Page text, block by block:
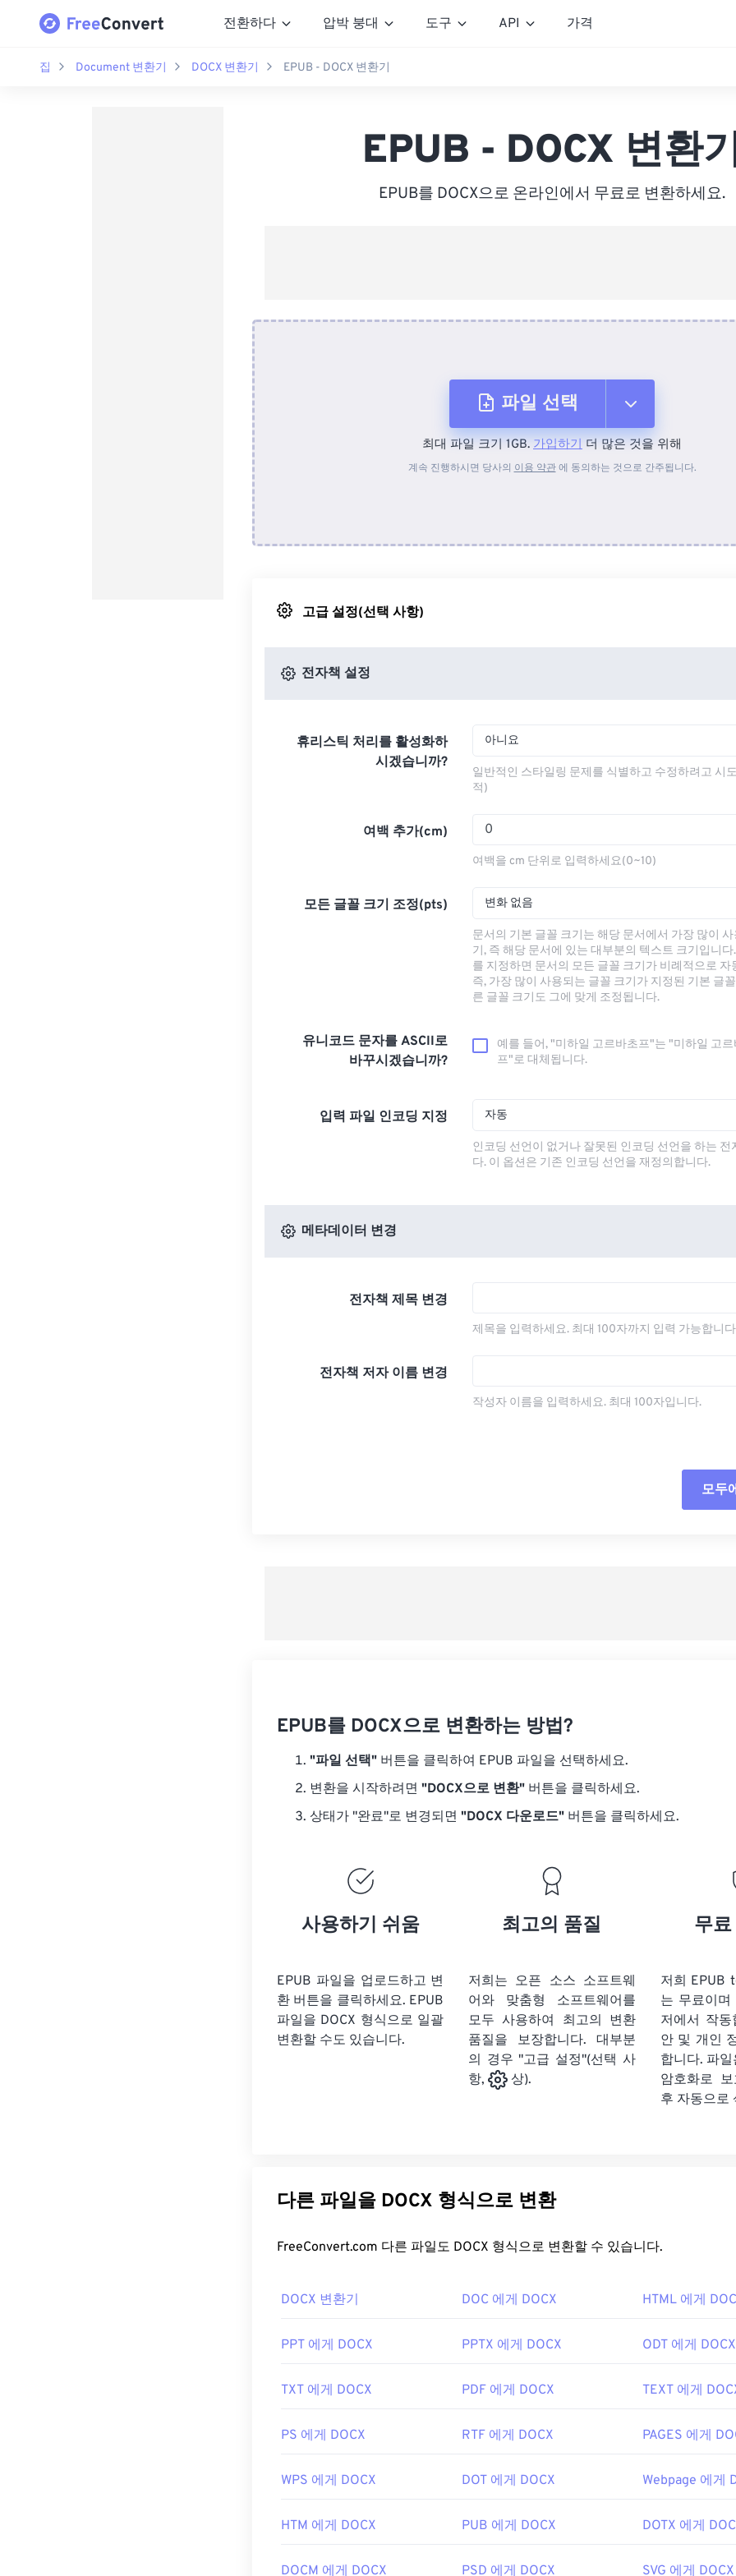
전환하다 압박 붕대 도구 API 가격
집 Document 변환기 DOCX 변환기 EPUB - DOCX 변환기
EPUB - DOCX 변환기
EPUB를 DOCX으로 온라인에서 무료로 변환하세요.
파일 선택
장치에서
최대 파일 크기 1GB. 가입하기 더 많은 것을 위해
계속 진행하시면 당사의 이용 약관에 동의하는 것으로 간주됩니다.
고급 설정(선택 사항)
전자책 설정
휴리스틱 처리를 활성화하
시겠습니까?
아니요
일반적인 스타일링 문제를 식별하고 수정하려고 시
적)
여백 추가(cm)
여백을 cm 단위로 입력하세요(0~10)
모든 글꼴 크기 조정(pts) 변화 없음
문서의 기본 글꼴 크기는 해당 문서에서 가장 많이
기, 즉 해당 문서에 있는 대부분의 텍스트 크기입니다
를 지정하면 문서의 모든 글꼴 크기가 비례적으로 자
즉, 가장 많이 사용되는 글꼴 크기가 지정된 기본 글
른 글꼴 크기도 그에 맞게 조정됩니다.
유니코드 문자를 ASCII로
바꾸시겠습니까?
예를 들어, "미하일 고르바초프"는 "미하일 고르
프"로 대체됩니다.
입력 파일 인코딩 지정 자동
인코딩 선언이 없거나 잘못된 인코딩 선언을 하는 전
다. 이 옵션은 기존 인코딩 선언을 재정의합니다.
메타데이터 변경
전자책 제목 변경
제목을 입력하세요. 최대 100자까지 입력 가능합니
전자책 저자 이름 변경
작성자 이름을 입력하세요. 최대 100자입니다.
모두
EPUB를 DOCX으로 변환하는 방법?
"파일 선택" 버튼을 클릭하여 EPUB 파일을 선택하세요.
변환을 시작하려면 "DOCX으로 변환" 버튼을 클릭하세요.
상태가 "완료"로 변경되면 "DOCX 다운로드" 버튼을 클릭하세요.
사용하기 쉬움
EPUB 파일을 업로드하고 변
환 버튼을 클릭하세요. EPUB
파일을 DOCX 형식으로 일괄
변환할 수도 있습니다.
최고의 품질
저희는 오픈 소스 소프트웨
어와 맞춤형 소프트웨어를
모두 사용하여 최고의 변환
품질을 보장합니다. 대부분
의 경우 "고급 설정"(선택 사
항,
상).
무
저희 EPUB
는 무료이
저에서 작
안 및 개인
합니다. 파
암호화로
후 자동으로
다른 파일을 DOCX 형식으로 변환
FreeConvert.com 다른 파일도 DOCX 형식으로 변환할 수 있습니다.
DOCX 변환기 DOC 에게 DOCX HTML 에게
PPT 에게 DOCX PPTX 에게 DOCX ODT 에게 DOCX
TXT 에게 DOCX PDF 에게 DOCX TEXT 에게
PS 에게 DOCX RTF 에게 DOCX PAGES 에게
WPS 에게 DOCX DOT 에게 DOCX Webpage 에게
HTM 에게 DOCX PUB 에게 DOCX DOTX 에게
DOCM 에게 DOCX PSD 에게 DOCX SVG 에게 DOCX